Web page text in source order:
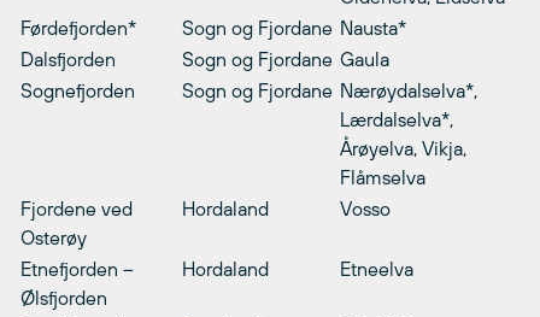
Førdefjorden*
Sogn og Fjordane Nausta*
Dalsfjorden
Sogn og Fjordane Gaula
Sognefjorden
Sogn og Fjordane Nærøydalselva*,
Lærdalselva*,
Årøyelva, Vikja,
Flåmselva
Fjordene ved
Osterøy
Hordaland Vosso
Etnefjorden –
Ølsfjorden
Hordaland Etneelva